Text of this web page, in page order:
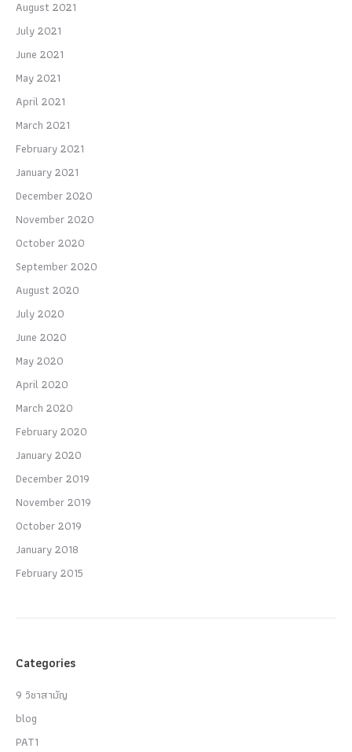
August 2021
July 2021
June 2021
May 2021
April 2021
March 2021
February 2021
January 2021
December 2020
November 2020
October 2020
September 2020
August 2020
July 2020
June 2020
May 2020
April 2020
March 2020
February 2020
January 2020
December 2019
November 2019
October 2019
January 2018
February 2015
Categories
9 วิชาสามัญ
blog
PAT1